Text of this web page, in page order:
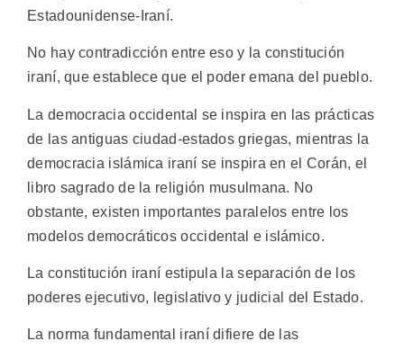
Estadounidense-Iraní.
No hay contradicción entre eso y la constitución
iraní, que establece que el poder emana del pueblo.
La democracia occidental se inspira en las prácticas
de las antiguas ciudad-estados griegas, mientras la
democracia islámica iraní se inspira en el Corán, el
libro sagrado de la religión musulmana. No
obstante, existen importantes paralelos entre los
modelos democráticos occidental e islámico.
La constitución iraní estipula la separación de los
poderes ejecutivo, legislativo y judicial del Estado.
La norma fundamental iraní difiere de las